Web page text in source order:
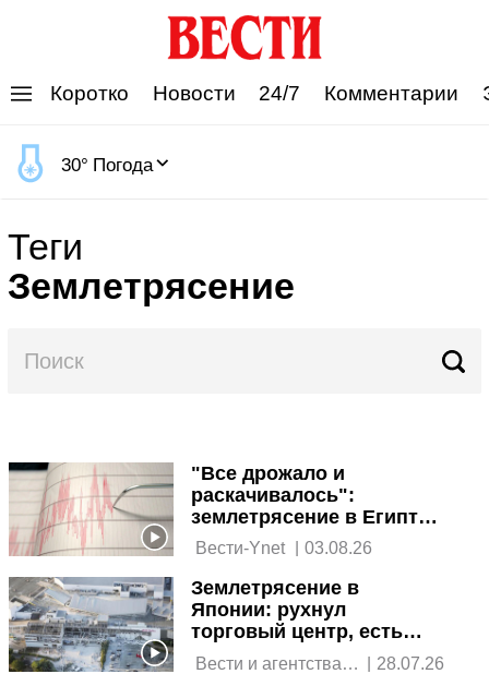
Коротко Новости 24/7 Комментарии
30° Погода
Теги
Землетрясение
"Все дрожало и
раскачивалось":
землетрясение в Египте
докатилось до Израиля
Вести-Ynet | 03.08.26
Землетрясение в
Японии: рухнул
торговый центр, есть
жертвы
Вести и агентства
| 28.07.26